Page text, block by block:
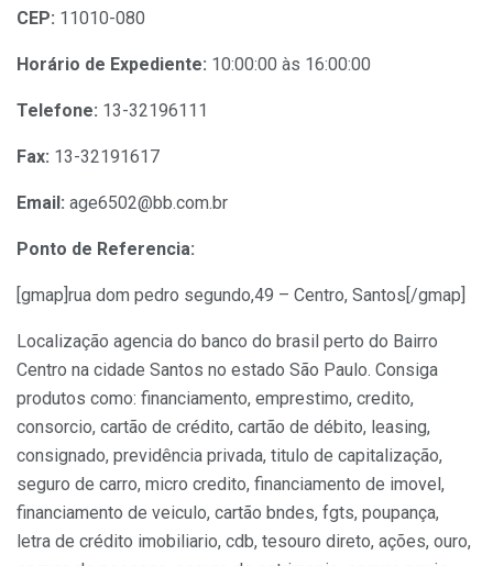
CEP: 11010-080
Horário de Expediente: 10:00:00 às 16:00:00
Telefone: 13-32196111
Fax: 13-32191617
Email: age6502@bb.com.br
Ponto de Referencia:
[gmap]rua dom pedro segundo,49 – Centro, Santos[/gmap]
Localização agencia do banco do brasil perto do Bairro
Centro na cidade Santos no estado São Paulo. Consiga
produtos como: financiamento, emprestimo, credito,
consorcio, cartão de crédito, cartão de débito, leasing,
consignado, previdência privada, titulo de capitalização,
seguro de carro, micro credito, financiamento de imovel,
financiamento de veiculo, cartão bndes, fgts, poupança,
letra de crédito imobiliario, cdb, tesouro direto, ações, ouro,